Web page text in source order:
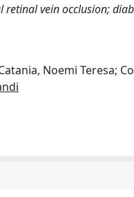
retinal vein occlusion;
Noemi Teresa;